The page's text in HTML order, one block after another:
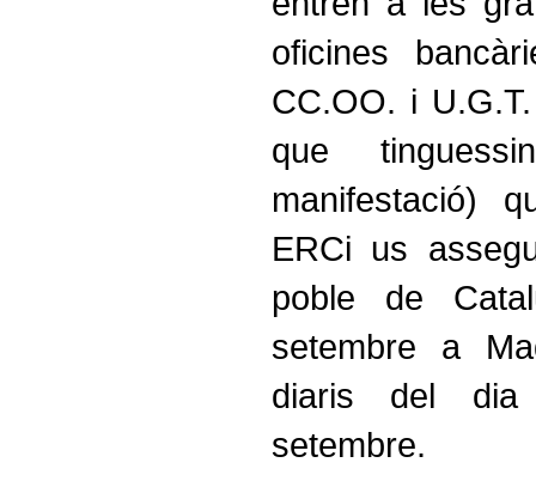
oficines
CC.OO. i
que
manifestació)
ERCi us
poble de
setembre a
diaris del
setembre.